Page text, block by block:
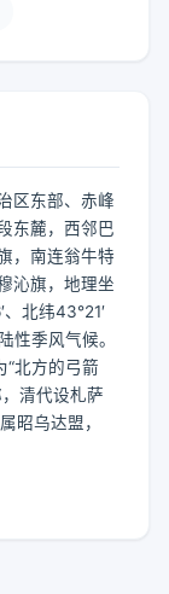
区东部、赤峰
东麓，西邻巴
，南连翁牛特
沁旗，地理坐
北纬43°21′
性季风气候。
“北方的弓箭
清代设札萨
昭乌达盟，